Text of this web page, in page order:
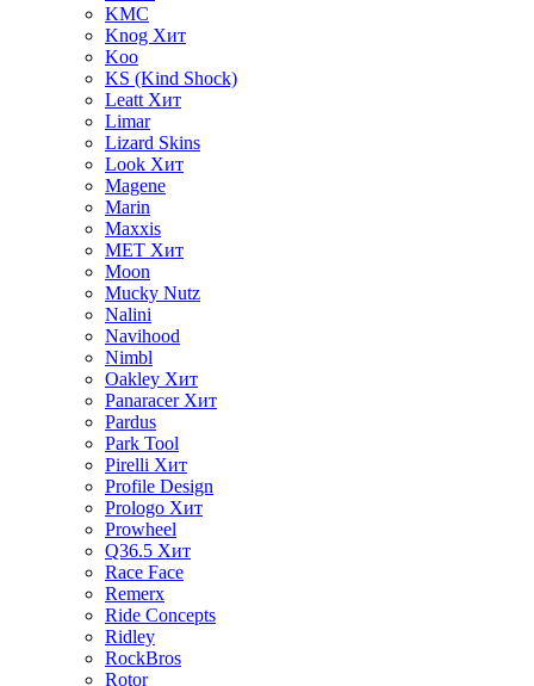
KMC
Knog Хит
Koo
KS (Kind Shock)
Leatt Хит
Limar
Lizard Skins
Look Хит
Magene
Marin
Maxxis
MET Хит
Moon
Mucky Nutz
Nalini
Navihood
Nimbl
Oakley Хит
Panaracer Хит
Pardus
Park Tool
Pirelli Хит
Profile Design
Prologo Хит
Prowheel
Q36.5 Хит
Race Face
Remerx
Ride Concepts
Ridley
RockBros
Rotor